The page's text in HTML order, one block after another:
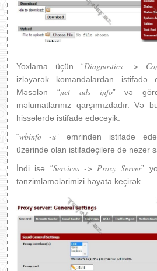
Yoxlama üçün “Diagnostics ->
izləyərək komandalardan istifadə
Məsələn “net ads info” və
məlumatlarınız qarşımızdadır. Və
hissələrdə istifadə edəcəyik.
“wbinfo -u” əmrindən istifadə
üzərində olan istifadəçilərə də nəzər
İndi isə “Services -> Proxy Server”
tənzimləmələrimizi həyata keçirək.